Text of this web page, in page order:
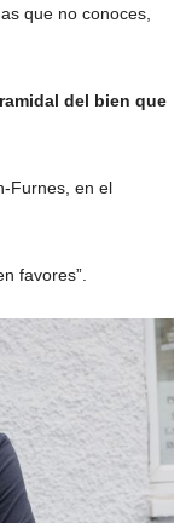
que no conoces,
del bien que
Furnes, en el
favores”.